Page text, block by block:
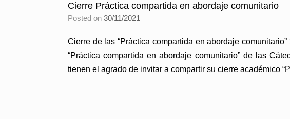
Cierre Práctica compartida en abordaje comunitario
Posted on 30/11/2021
Cierre de las “Práctica compartida en abordaje
“Práctica compartida en abordaje comunitario” de las
tienen el agrado de invitar a compartir su cierre académico